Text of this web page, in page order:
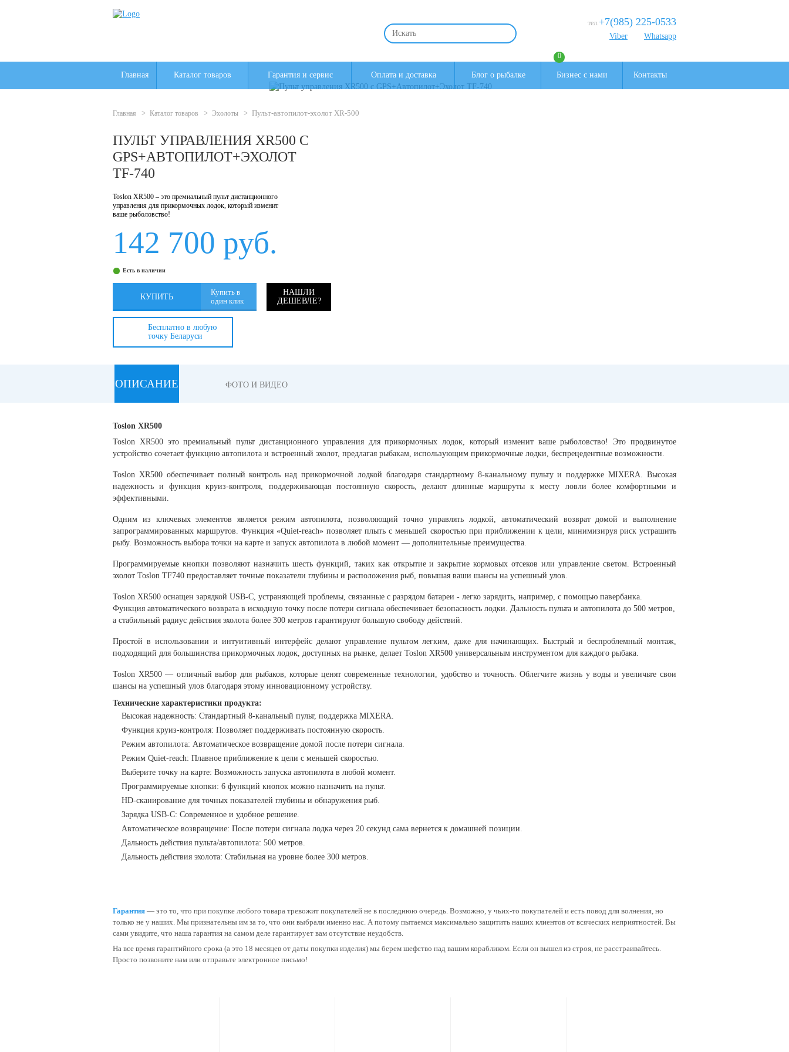
0
тел.+7(985) 225-0533
Viber Whatsapp
Главная Каталог товаров Гарантия и сервис Оплата и доставка Блог о рыбалке Бизнес с нами Контакты
Главная > Каталог товаров > Эхолоты > Пульт-автопилот-эхолот XR-500
ПУЛЬТ УПРАВЛЕНИЯ XR500 С
GPS+АВТОПИЛОТ+ЭХОЛОТ
TF-740
Toslon XR500 – это премиальный пульт дистанционного
управления для прикормочных лодок, который изменит
ваше рыболовство!
142 700 руб.
Есть в наличии
КУПИТЬ
Купить в
один клик
НАШЛИ
ДЕШЕВЛЕ?
Бесплатно в любую
точку Беларуси
ОПИСАНИЕ ФОТО И ВИДЕО
Toslon XR500
Toslon XR500 это премиальный пульт дистанционного управления для прикормочных лодок, который изменит ваше рыболовство! Это продвинутое
устройство сочетает функцию автопилота и встроенный эхолот, предлагая рыбакам, использующим прикормочные лодки, беспрецедентные возможности.
Toslon XR500 обеспечивает полный контроль над прикормочной лодкой благодаря стандартному 8-канальному пульту и поддержке MIXERA. Высокая
надежность и функция круиз-контроля, поддерживающая постоянную скорость, делают длинные маршруты к месту ловли более комфортными и
эффективными.
Одним из ключевых элементов является режим автопилота, позволяющий точно управлять лодкой, автоматический возврат домой и выполнение
запрограммированных маршрутов. Функция «Quiet-reach» позволяет плыть с меньшей скоростью при приближении к цели, минимизируя риск устрашить
рыбу. Возможность выбора точки на карте и запуск автопилота в любой момент — дополнительные преимущества.
Программируемые кнопки позволяют назначить шесть функций, таких как открытие и закрытие кормовых отсеков или управление светом. Встроенный
эхолот Toslon TF740 предоставляет точные показатели глубины и расположения рыб, повышая ваши шансы на успешный улов.
Toslon XR500 оснащен зарядкой USB-C, устраняющей проблемы, связанные с разрядом батареи - легко зарядить, например, с помощью павербанка.
Функция автоматического возврата в исходную точку после потери сигнала обеспечивает безопасность лодки. Дальность пульта и автопилота до 500 метров,
а стабильный радиус действия эхолота более 300 метров гарантируют большую свободу действий.
Простой в использовании и интуитивный интерфейс делают управление пультом легким, даже для начинающих. Быстрый и беспроблемный монтаж,
подходящий для большинства прикормочных лодок, доступных на рынке, делает Toslon XR500 универсальным инструментом для каждого рыбака.
Toslon XR500 — отличный выбор для рыбаков, которые ценят современные технологии, удобство и точность. Облегчите жизнь у воды и увеличьте свои
шансы на успешный улов благодаря этому инновационному устройству.
Технические характеристики продукта:
Высокая надежность: Стандартный 8-канальный пульт, поддержка MIXERA.
Функция круиз-контроля: Позволяет поддерживать постоянную скорость.
Режим автопилота: Автоматическое возвращение домой после потери сигнала.
Режим Quiet-reach: Плавное приближение к цели с меньшей скоростью.
Выберите точку на карте: Возможность запуска автопилота в любой момент.
Программируемые кнопки: 6 функций кнопок можно назначить на пульт.
HD-сканирование для точных показателей глубины и обнаружения рыб.
Зарядка USB-C: Современное и удобное решение.
Автоматическое возвращение: После потери сигнала лодка через 20 секунд сама вернется к домашней позиции.
Дальность действия пульта/автопилота: 500 метров.
Дальность действия эхолота: Стабильная на уровне более 300 метров.
Гарантия — это то, что при покупке любого товара тревожит покупателей не в последнюю очередь. Возможно, у чьих-то покупателей и есть повод для волнения, но
только не у наших. Мы признательны им за то, что они выбрали именно нас. А потому пытаемся максимально защитить наших клиентов от всяческих неприятностей. Вы
сами увидите, что наша гарантия на самом деле гарантирует вам отсутствие неудобств.
На все время гарантийного срока (а это 18 месяцев от даты покупки изделия) мы берем шефство над вашим корабликом. Если он вышел из строя, не расстраивайтесь.
Просто позвоните нам или отправьте электронное письмо!